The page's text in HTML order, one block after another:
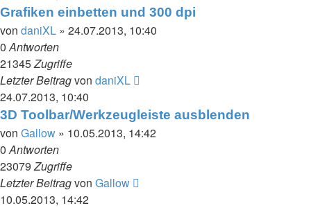
Grafiken einbetten und 300 dpi
von daniXL » 24.07.2013, 10:40
0Antworten
21345Zugriffe
Letzter Beitragvon daniXL
24.07.2013, 10:40
3D Toolbar/Werkzeugleiste ausblenden
von Gallow » 10.05.2013, 14:42
0Antworten
23079Zugriffe
Letzter Beitragvon Gallow
10.05.2013, 14:42